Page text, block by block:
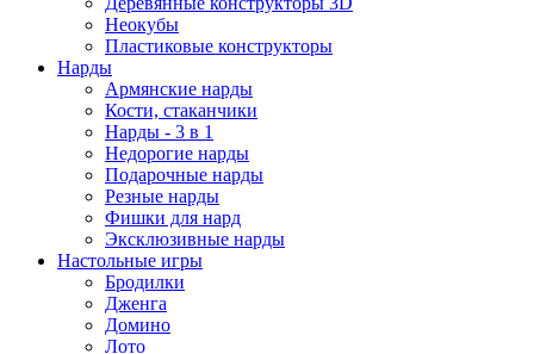
Неокубы
Пластиковые конструкторы
Нарды
Армянские нарды
Кости, стаканчики
Нарды - 3 в 1
Недорогие нарды
Подарочные нарды
Резные нарды
Фишки для нард
Эксклюзивные нарды
Настольные игры
Бродилки
Дженга
Домино
Лото